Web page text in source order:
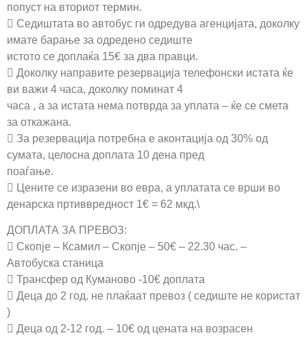
попуст на вториот термин.
 Седиштата во автобус ги одредува агенцијата, доколку
имате барање за одредено седиште
истото се доплаќа 15€ за два правци.
 Доколку направите резервација телефонски истата ќе
ви важи 4 часа, доколку поминат 4
часа , а за истата нема потврда за уплата – ќе се смета
за откажана.
 За резервација потребна е аконтација од 30% од
сумата, целосна доплата 10 дена пред
поаѓање.
 Цените се изразени во евра, а уплатата се врши во
денарска пртиввредност 1€ = 62 мкд.\
ДОПЛАТА ЗА ПРЕВОЗ:
 Скопје – Ксамил – Скопје – 50€ – 22.30 час. –
Автобуска станица
 Трансфер од Куманово -10€ доплата
 Деца до 2 год. не плаќаат превоз ( седиште не користат
)
 Деца од 2-12 год. – 10€ од цената на возрасен